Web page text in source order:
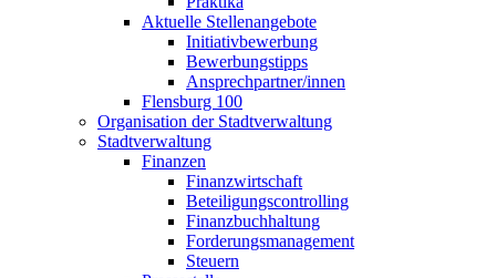
Aktuelle Stellenangebote
Initiativbewerbung
Bewerbungstipps
Ansprechpartner/innen
Flensburg 100
Organisation der Stadtverwaltung
Stadtverwaltung
Finanzen
Finanzwirtschaft
Beteiligungscontrolling
Finanzbuchhaltung
Forderungsmanagement
Steuern